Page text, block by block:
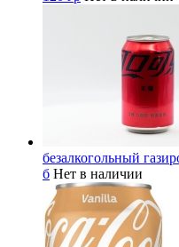
безалкогольный
б Нет в наличии